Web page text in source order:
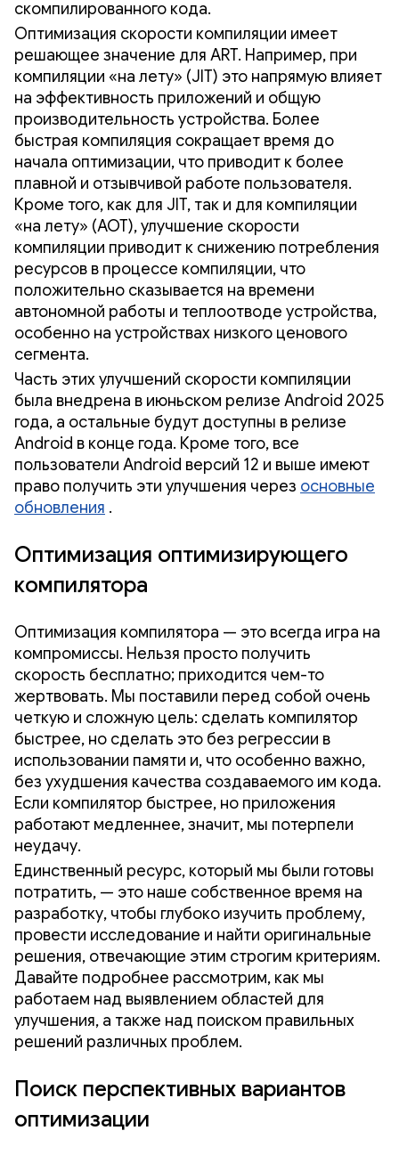
скомпилированного кода.
Оптимизация скорости компиляции имеет
решающее значение для ART. Например, при
компиляции «на лету» (JIT) это напрямую влияет
на эффективность приложений и общую
производительность устройства. Более
быстрая компиляция сокращает время до
начала оптимизации, что приводит к более
плавной и отзывчивой работе пользователя.
Кроме того, как для JIT, так и для компиляции
«на лету» (AOT), улучшение скорости
компиляции приводит к снижению потребления
ресурсов в процессе компиляции, что
положительно сказывается на времени
автономной работы и теплоотводе устройства,
особенно на устройствах низкого ценового
сегмента.
Часть этих улучшений скорости компиляции
была внедрена в июньском релизе Android 2025
года, а остальные будут доступны в релизе
Android в конце года. Кроме того, все
пользователи Android версий 12 и выше имеют
право получить эти улучшения через основные
обновления .
Оптимизация оптимизирующего
компилятора
Оптимизация компилятора — это всегда игра на
компромиссы. Нельзя просто получить
скорость бесплатно; приходится чем-то
жертвовать. Мы поставили перед собой очень
четкую и сложную цель: сделать компилятор
быстрее, но сделать это без регрессии в
использовании памяти и, что особенно важно,
без ухудшения качества создаваемого им кода.
Если компилятор быстрее, но приложения
работают медленнее, значит, мы потерпели
неудачу.
Единственный ресурс, который мы были готовы
потратить, — это наше собственное время на
разработку, чтобы глубоко изучить проблему,
провести исследование и найти оригинальные
решения, отвечающие этим строгим критериям.
Давайте подробнее рассмотрим, как мы
работаем над выявлением областей для
улучшения, а также над поиском правильных
решений различных проблем.
Поиск перспективных вариантов
оптимизации